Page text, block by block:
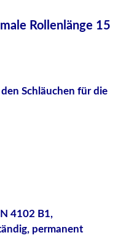
Rollenlänge 15
Schläuchen für die
4102 B1,
permanent